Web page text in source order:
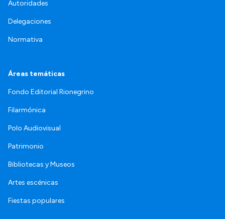
Autoridades
Delegaciones
Normativa
Áreas temáticas
Fondo Editorial Rionegrino
Filarmónica
Polo Audiovisual
Patrimonio
Bibliotecas y Museos
Artes escénicas
Fiestas populares